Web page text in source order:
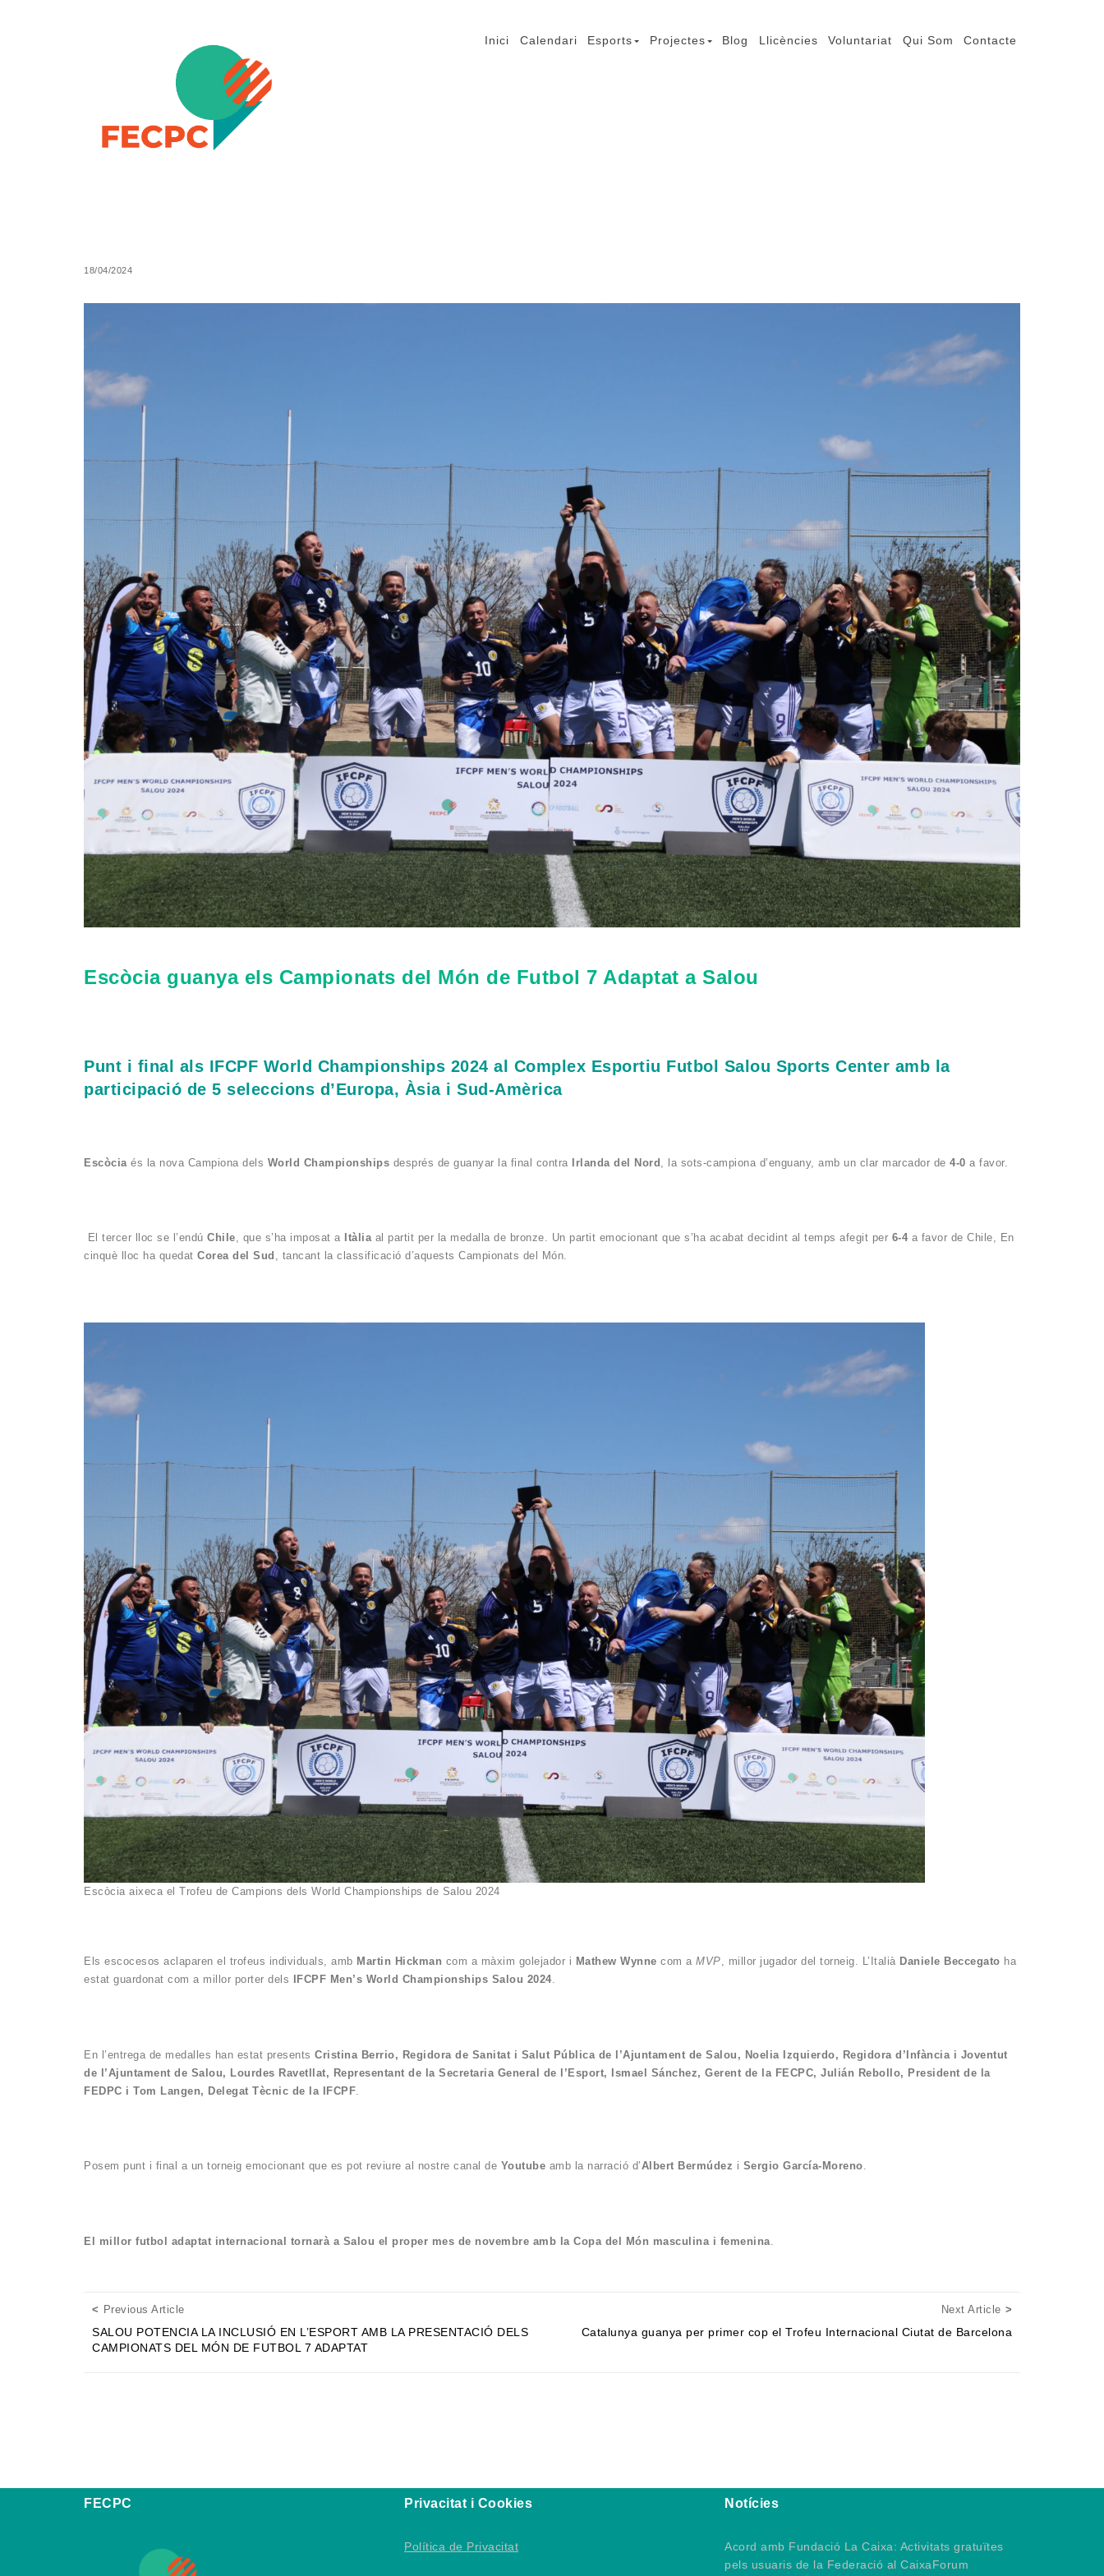
Inici Calendari Esports Projectes Blog Llicències Voluntariat Qui Som Contacte
18/04/2024
Escòcia guanya els Campionats del Món de Futbol 7 Adaptat a Salou
Punt i final als IFCPF World Championships 2024 al Complex Esportiu Futbol Salou Sports Center amb la
participació de 5 seleccions d’Europa, Àsia i Sud-Amèrica
Escòcia és la nova Campiona dels World Championships després de guanyar la final contra Irlanda del Nord , la sots-campiona d’enguany, amb un clar marcador de 4-0 a favor.
El tercer lloc se l’endú Chile, que s’ha imposat a Itàliaal partit per la medalla de bronze. Un partit emocionant que s’ha acabat decidint al temps afegit per 6-4 a favor de Chile, En
cinquè lloc ha quedat Corea del Sud , tancant la classificació d’aquests Campionats del Món.
Escòcia aixeca el Trofeu de Campions dels World Championships de Salou 2024
Els escocesos aclaparen el trofeus individuals, amb Martin Hickman com a màxim golejador i Mathew Wynne com a MVP, millor jugador del torneig. L’Italià Daniele Beccegato ha
estat guardonat com a millor porter dels
IFCPF Men’s World Championships Salou 2024.
En l’entrega de medalles han estat presents Cristina Berrio, Regidora de Sanitat i Salut Pública de l’Ajuntament de Salou, Noelia Izquierdo, Regidora d’Infància i Joventut
de l’Ajuntament de Salou, Lourdes Ravetllat, Representant de la Secretaria General de l’Esport, Ismael Sánchez, Gerent de la FECPC, Julián Rebollo, President de la
FEDPC i Tom Langen, Delegat Tècnic de la IFCPF
Posem punt i final a un torneig emocionant que es pot reviure al nostre canal de Youtube amb la narració d’Albert Bermúdez i Sergio García-Moreno.
El millor futbol adaptat internacional tornarà a Salou el proper mes de novembre amb la Copa del Món masculina i femenina
Posts navigation
Previous ArticlePrevious Article
SALOU POTENCIA LA INCLUSIÓ EN L’ESPORT AMB LA PRESENTACIÓ DELS
CAMPIONATS DEL MÓN DE FUTBOL 7 ADAPTAT
Next Article
Catalunya guanya per primer cop el Trofeu Internacional Ciutat de Barcelona
FECPC Privacitat i Cookies
Política de Privacitat
Notícies
Acord amb Fundació La Caixa: Activitats gratuïtes
pels usuaris de la Federació al CaixaForum